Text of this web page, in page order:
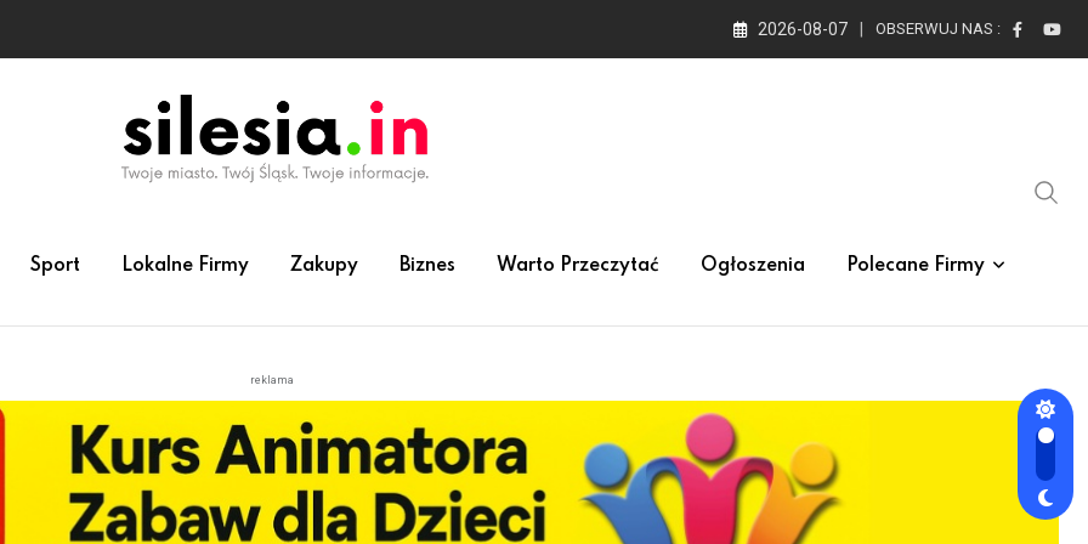
2026-08-07 OBSERWUJ NAS :
Sport Lokalne Firmy Zakupy Biznes Warto Przeczytać Ogłoszenia Polecane Firmy
reklama